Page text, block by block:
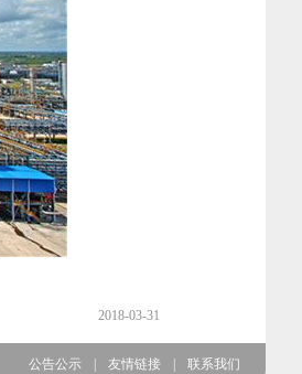
2018-03-31
公告公示 友情链接 联系我们